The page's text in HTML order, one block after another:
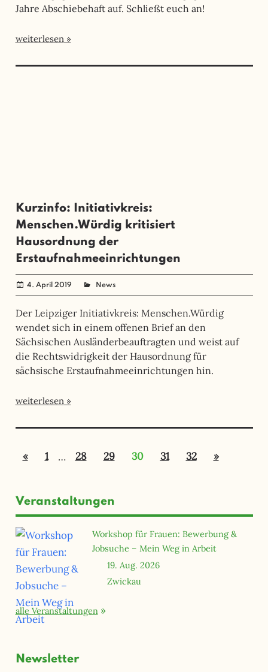
Jahre Abschiebehaft auf. Schließt euch an!
weiterlesen
Kurzinfo: Initiativkreis:
Menschen.Würdig kritisiert
Hausordnung der
Erstaufnahmeeinrichtungen
4. April 2019 administrator
News
Der Leipziger Initiativkreis: Menschen.Würdig
wendet sich in einem offenen Brief an den
Sächsischen Ausländerbeauftragten und weist auf
die Rechtswidrigkeit der Hausordnung für
sächsische Erstaufnahmeeinrichtungen hin.
weiterlesen
Seitennummerierung
«Vorherige
1 … 28 29 30 31 32
Nächste
»
Veranstaltungen
Workshop für Frauen: Bewerbung &
Jobsuche – Mein Weg in Arbeit
19. Aug. 2026
Zwickau
alle Veranstaltungen
Newsletter